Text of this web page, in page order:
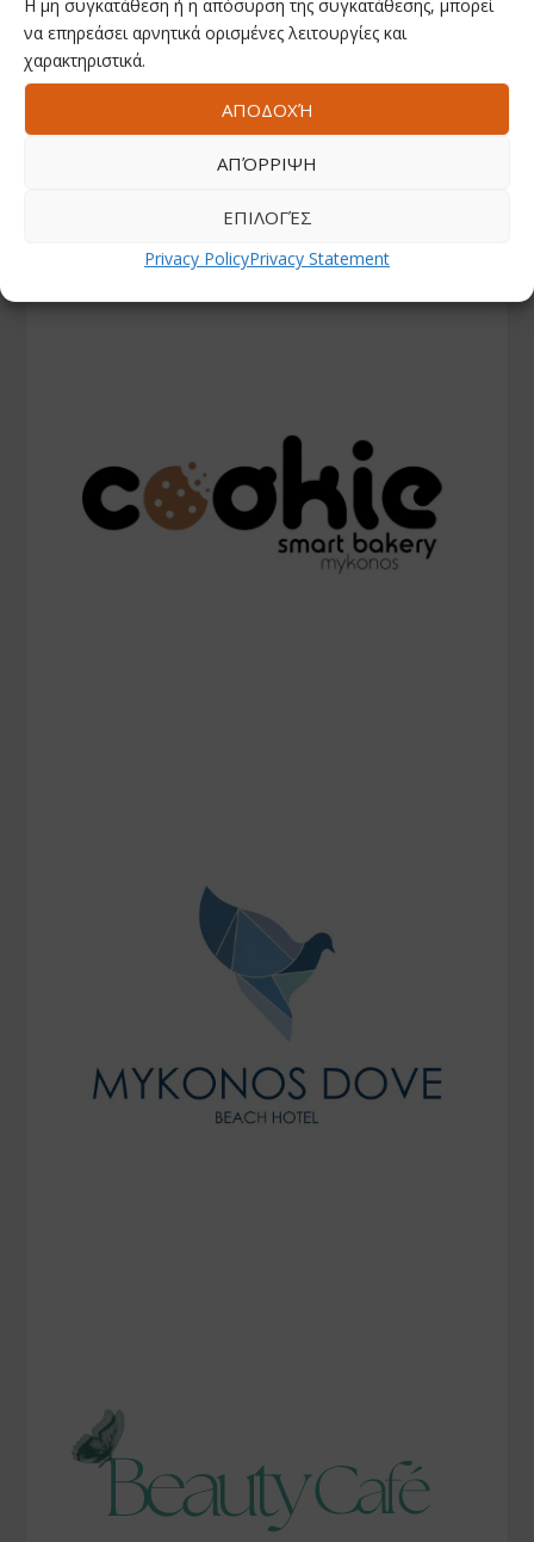
Η μη συγκατάθεση ή η απόσυρση της συγκατάθεσης, μπορεί
να επηρεάσει αρνητικά ορισμένες λειτουργίες και
χαρακτηριστικά.
ΑΠΟΔΟΧΉ
ΑΠΌΡΡΙΨΗ
ΕΠΙΛΟΓΈΣ
Privacy PolicyPrivacy Statement